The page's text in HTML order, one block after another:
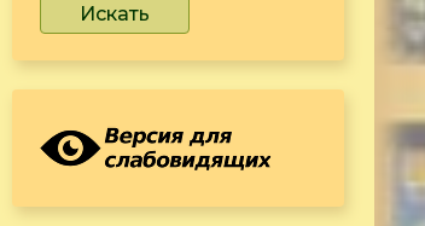
Искать